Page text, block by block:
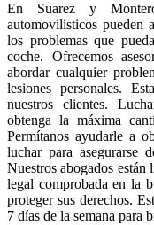
En Suarez y
automovilísticos pueden
los problemas que
coche. Ofrecemos
abordar cualquier
lesiones personales.
nuestros clientes.
obtenga la máxima
Permítanos ayudarle a
luchar para asegurarse
Nuestros abogados están
legal comprobada en la
proteger sus derechos.
7 días de la semana para